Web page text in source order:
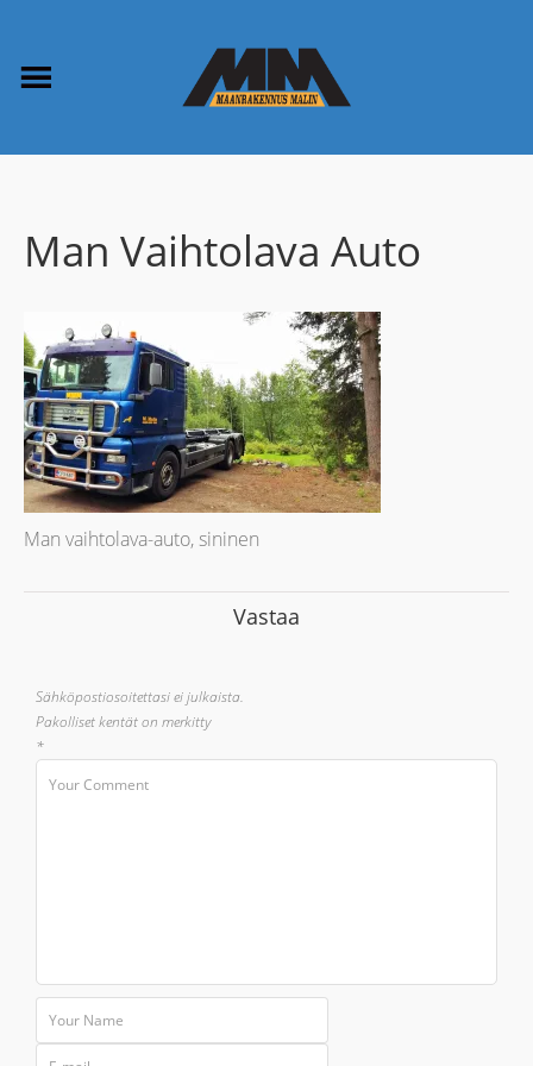
Man Vaihtolava Auto
Man vaihtolava-auto, sininen
Vastaa
Sähköpostiosoitettasi ei julkaista.
Pakolliset kentät on merkitty
*